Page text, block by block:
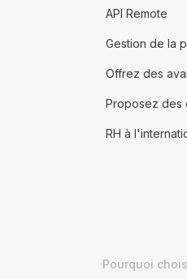
API Remote
Gestion de la
Offrez des
Proposez des
RH à
Pourquoi